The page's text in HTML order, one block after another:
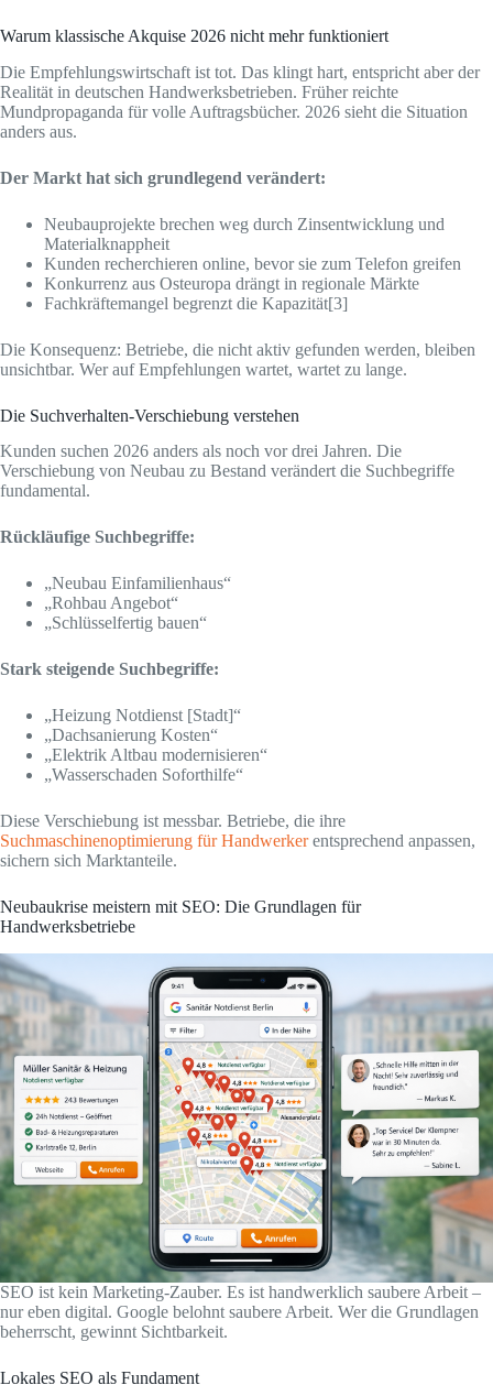
Warum klassische Akquise 2026 nicht mehr funktioniert
Die Empfehlungswirtschaft ist tot. Das klingt hart, entspricht aber der
Realität in deutschen Handwerksbetrieben. Früher reichte
Mundpropaganda für volle Auftragsbücher. 2026 sieht die Situation
anders aus.
Der Markt hat sich grundlegend verändert:
Neubauprojekte brechen weg durch Zinsentwicklung und
Materialknappheit
Kunden recherchieren online, bevor sie zum Telefon greifen
Konkurrenz aus Osteuropa drängt in regionale Märkte
Fachkräftemangel begrenzt die Kapazität[3]
Die Konsequenz: Betriebe, die nicht aktiv gefunden werden, bleiben
unsichtbar. Wer auf Empfehlungen wartet, wartet zu lange.
Die Suchverhalten-Verschiebung verstehen
Kunden suchen 2026 anders als noch vor drei Jahren. Die
Verschiebung von Neubau zu Bestand verändert die Suchbegriffe
fundamental.
Rückläufige Suchbegriffe:
„Neubau Einfamilienhaus“
„Rohbau Angebot“
„Schlüsselfertig bauen“
Stark steigende Suchbegriffe:
„Heizung Notdienst [Stadt]“
„Dachsanierung Kosten“
„Elektrik Altbau modernisieren“
„Wasserschaden Soforthilfe“
Diese Verschiebung ist messbar. Betriebe, die ihre
Suchmaschinenoptimierung für Handwerkerentsprechend anpassen,
sichern sich Marktanteile.
Neubaukrise meistern mit SEO: Die Grundlagen für
Handwerksbetriebe
SEO ist kein Marketing-Zauber. Es ist handwerklich saubere Arbeit –
nur eben digital. Google belohnt saubere Arbeit. Wer die Grundlagen
beherrscht, gewinnt Sichtbarkeit.
Lokales SEO als Fundament